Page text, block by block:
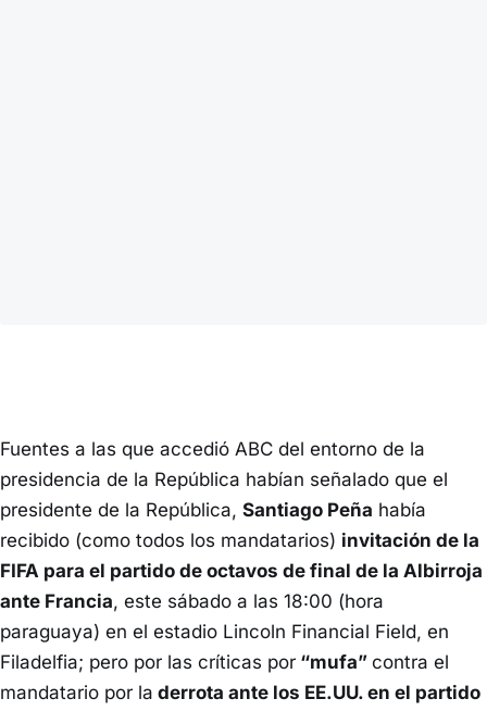
Fuentes a las que accedió ABC del entorno de la
presidencia de la República habían señalado que el
presidente de la República, Santiago Peña había
recibido (como todos los mandatarios) invitación de la
FIFA para el partido de octavos de final de la Albirroja
ante Francia, este sábado a las 18:00 (hora
paraguaya) en el estadio Lincoln Financial Field, en
Filadelfia; pero por las críticas por “mufa” contra el
mandatario por la derrota ante los EE.UU. en el partido